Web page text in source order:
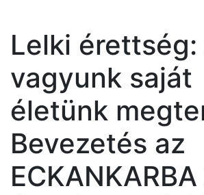
Lelki érettség:
vagyunk saját
életünk
Bevezetés az